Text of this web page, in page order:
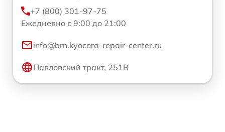
+7 (800) 301-97-75
Ежедневно с 9:00 до 21:00
info@brn.kyocera-repair-center.ru
Павловский тракт, 251В